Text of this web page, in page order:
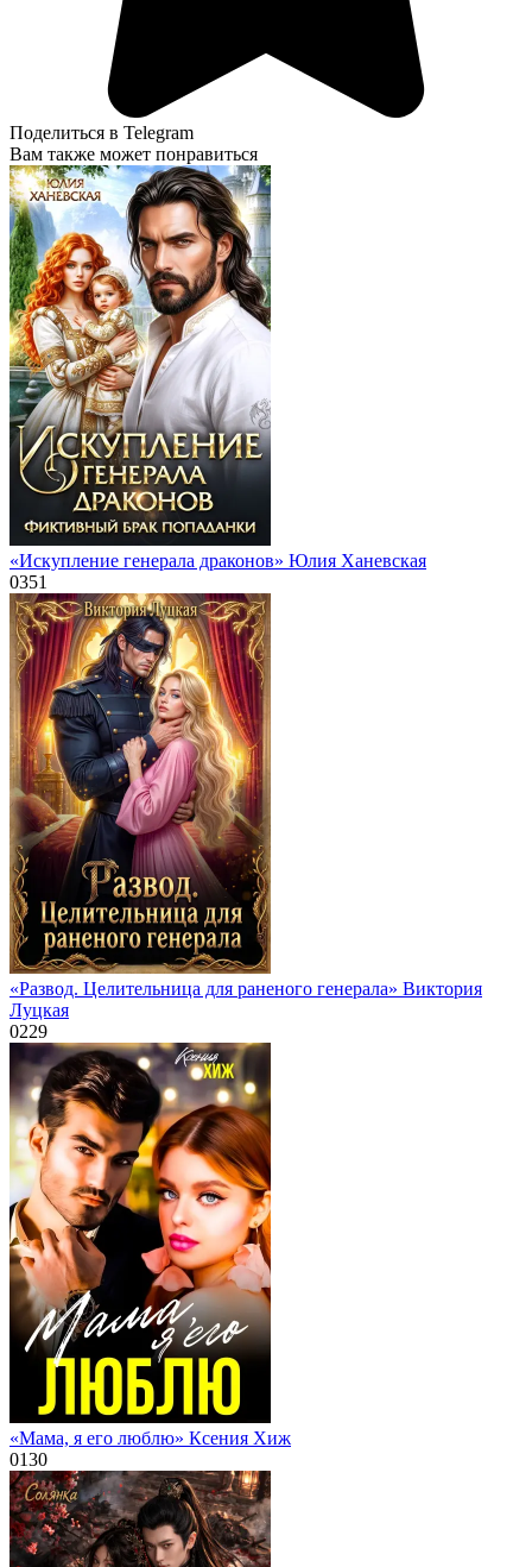
Поделиться в Telegram
Вам также может понравиться
«Искупление генерала драконов» Юлия Ханевская
0351
«Развод. Целительница для раненого генерала» Виктория
Луцкая
0229
«Мама, я его люблю» Ксения Хиж
0130